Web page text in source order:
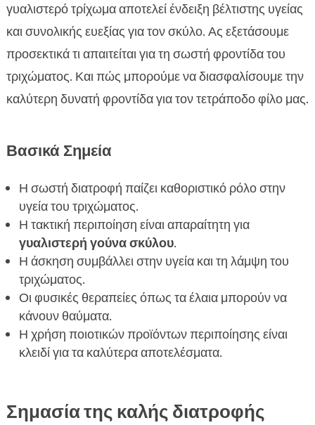

Επιλογή των σωστών συμπληρωμάτων
διατροφής
 FAQ
γυαλιστερό τρίχωμα αποτελεί ένδειξη βέλτιστης υγείας
και συνολικής ευεξίας για τον σκύλο. Ας εξετάσουμε
προσεκτικά τι απαιτείται για τη σωστή φροντίδα του
τριχώματος. Και πώς μπορούμε να διασφαλίσουμε την
καλύτερη δυνατή φροντίδα για τον τετράποδο φίλο μας.
Βασικά Σημεία
Η σωστή διατροφή παίζει καθοριστικό ρόλο στην
υγεία του τριχώματος.
Η τακτική περιποίηση είναι απαραίτητη για
γυαλιστερή γούνα σκύλου.
Η άσκηση συμβάλλει στην υγεία και τη λάμψη του
τριχώματος.
Οι φυσικές θεραπείες όπως τα έλαια μπορούν να
κάνουν θαύματα.
Η χρήση ποιοτικών προϊόντων περιποίησης είναι
κλειδί για τα καλύτερα αποτελέσματα.
Σημασία της καλής διατροφής